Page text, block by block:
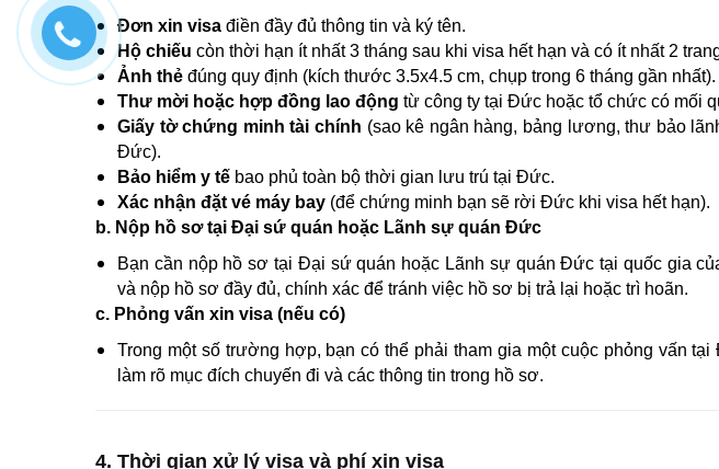
Đơn xin visa điền đầy đủ thông tin và ký tên.
Hộ chiếu còn thời hạn ít nhất 3 tháng sau khi visa hết hạn và có ít nhất 2
Ảnh thẻ đúng quy định (kích thước 3.5x4.5 cm, chụp trong 6 tháng gần nhất).
Thư mời hoặc hợp đồng lao động từ công ty tại Đức hoặc tổ chức có mối
Giấy tờ chứng minh tài chính (sao kê ngân hàng, bảng lương, thư bảo
Đức).
Bảo hiểm y tế bao phủ toàn bộ thời gian lưu trú tại Đức.
Xác nhận đặt vé máy bay (để chứng minh bạn sẽ rời Đức khi visa hết hạn).
b. Nộp hồ sơ tại Đại sứ quán hoặc Lãnh sự quán Đức
Bạn cần nộp hồ sơ tại Đại sứ quán hoặc Lãnh sự quán Đức tại quốc gia
và nộp hồ sơ đầy đủ, chính xác để tránh việc hồ sơ bị trả lại hoặc trì hoãn.
c. Phỏng vấn xin visa (nếu có)
Trong một số trường hợp, bạn có thể phải tham gia một cuộc phỏng vấn
làm rõ mục đích chuyến đi và các thông tin trong hồ sơ.
4. Thời gian xử lý visa và phí xin visa